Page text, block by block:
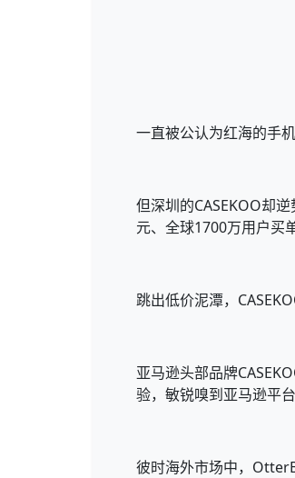
一直被公认为红海的手
但深圳的CASEKOO却
元、全球1700万用户买
跳出低价泥潭，
亚马逊头部品牌
验，敏锐嗅到亚马逊平
彼时海外市场中，